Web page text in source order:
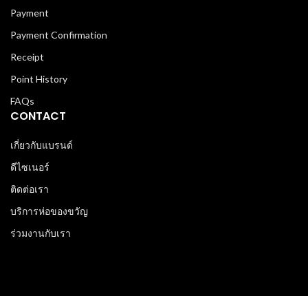
Payment
Payment Confirmation
Receipt
Point History
FAQs
CONTACT
เกี่ยวกับแบรนด์
ดีไซเนอร์
ติดต่อเรา
บริการห่อของขวัญ
ร่วมงานกับเรา